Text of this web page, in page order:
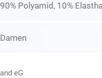
90% Polyamid, 10%
Damen
eG